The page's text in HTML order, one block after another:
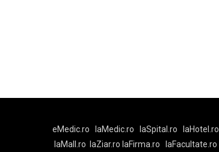
eMedic.ro laMedic.ro laSpital.ro laHotel.ro
laMall.ro
laZiar.ro laFirma.ro laFacultate.ro